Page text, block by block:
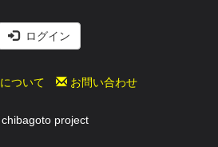
ログイン
ついて お問い合わせ
project